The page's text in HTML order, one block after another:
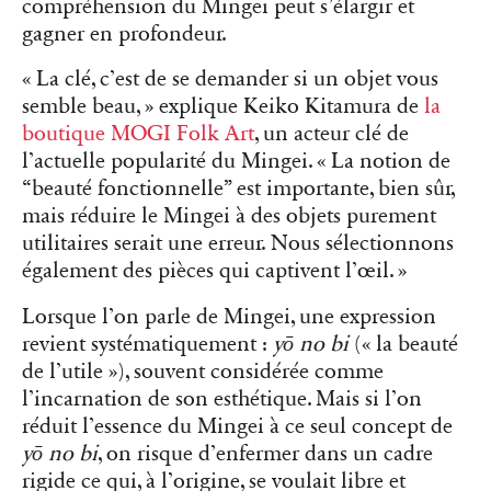
compréhension du Mingei peut s’élargir et
gagner en profondeur.
« La clé, c’est de se demander si un objet vous
semble beau, » explique Keiko Kitamura de la
boutique MOGI Folk Art, un acteur clé de
l’actuelle popularité du Mingei. « La notion de
“beauté fonctionnelle” est importante, bien sûr,
mais réduire le Mingei à des objets purement
utilitaires serait une erreur. Nous sélectionnons
également des pièces qui captivent l’œil. »
Lorsque l’on parle de Mingei, une expression
revient systématiquement : yō no bi(« la beauté
de l’utile »), souvent considérée comme
l’incarnation de son esthétique. Mais si l’on
réduit l’essence du Mingei à ce seul concept de
yō no bi, on risque d’enfermer dans un cadre
rigide ce qui, à l’origine, se voulait libre et